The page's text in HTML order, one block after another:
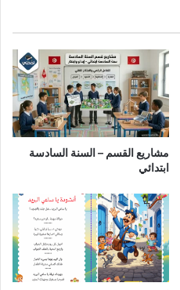
مشاريع القسم – السنة السادسة
ابتدائي